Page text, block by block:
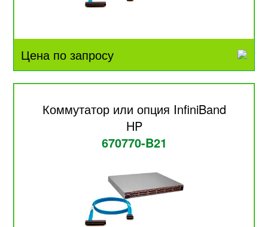
Цена по запросу
Коммутатор или опция InfiniBand
HP
670770-B21